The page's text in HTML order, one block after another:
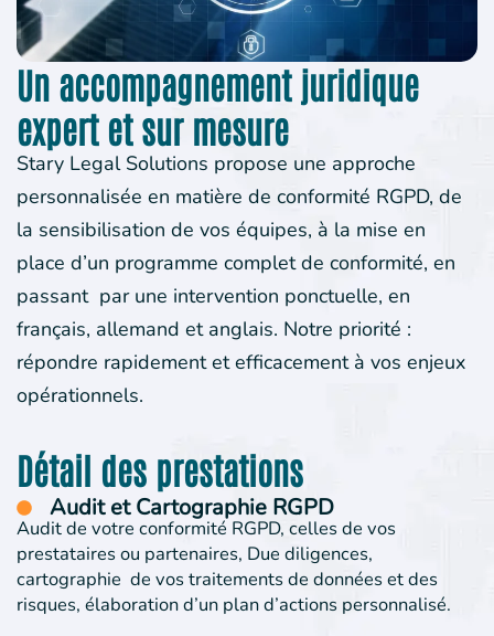
Un accompagnement juridique
expert et sur mesure
Stary Legal Solutions propose une approche
personnalisée en matière de conformité RGPD, de
la sensibilisation de vos équipes, à la mise en
place d’un programme complet de conformité, en
passant par une intervention ponctuelle, en
français, allemand et anglais. Notre priorité :
répondre rapidement et efficacement à vos enjeux
opérationnels.
Détail des prestations
Audit et Cartographie RGPD
Audit de votre conformité RGPD, celles de vos
prestataires ou partenaires, Due diligences,
cartographie de vos traitements de données et des
risques, élaboration d’un plan d’actions personnalisé.